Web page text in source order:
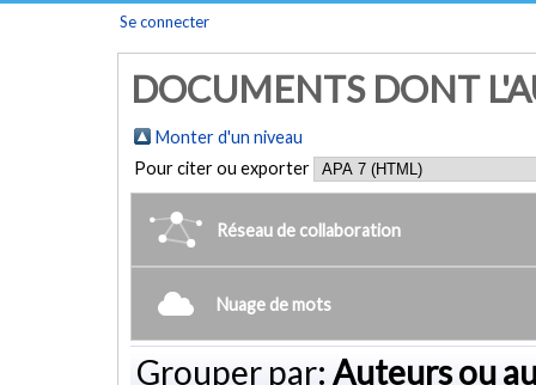
Se connecter
DOCUMENTS DONT
Monter d'un niveau
Pour citer ou exporter
Réseau de collaboration
Nuage de mots
Grouper par: Auteurs ou